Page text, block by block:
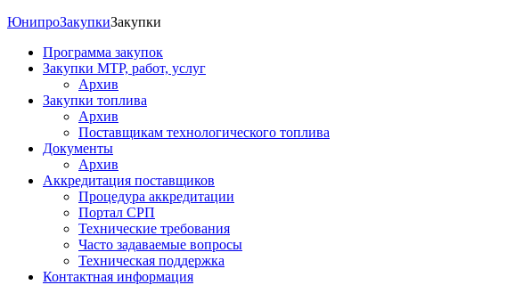
ЮнипроЗакупкиЗакупки
Программа закупок
Закупки МТР, работ, услуг
Архив
Закупки топлива
Архив
Поставщикам технологического топлива
Документы
Архив
Аккредитация поставщиков
Процедура аккредитации
Портал СРП
Технические требования
Часто задаваемые вопросы
Техническая поддержка
Контактная информация